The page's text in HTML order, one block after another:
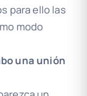
para ello las
modo
una unión